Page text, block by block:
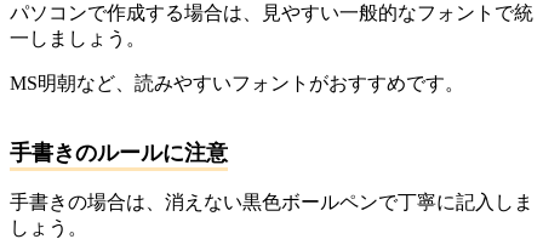
パソコンで作成する場合は、見やすい一般的なフォントで統
一しましょう。
MS明朝など、読みやすいフォントがおすすめです。
手書きのルールに注意
手書きの場合は、消えない黒色ボールペンで丁寧に記入しま
しょう。